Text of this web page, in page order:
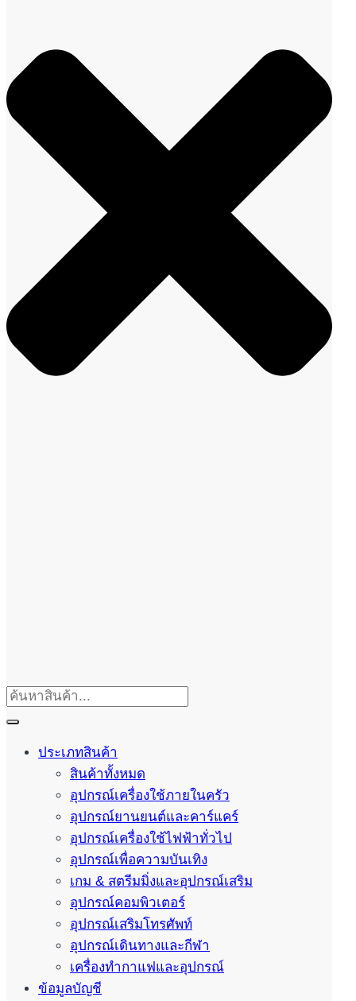
ประเภทสินค้า
สินค้าทั้งหมด
อุปกรณ์เครื่องใช้ภายในครัว
อุปกรณ์ยานยนต์และคาร์แคร์
อุปกรณ์เครื่องใช้ไฟฟ้าทั่วไป
อุปกรณ์เพื่อความบันเทิง
เกม & สตรีมมิ่งและอุปกรณ์เสริม
อุปกรณ์คอมพิวเตอร์
อุปกรณ์เสริมโทรศัพท์
อุปกรณ์เดินทางและกีฬา
เครื่องทำกาแฟและอุปกรณ์
ข้อมูลบัญชี